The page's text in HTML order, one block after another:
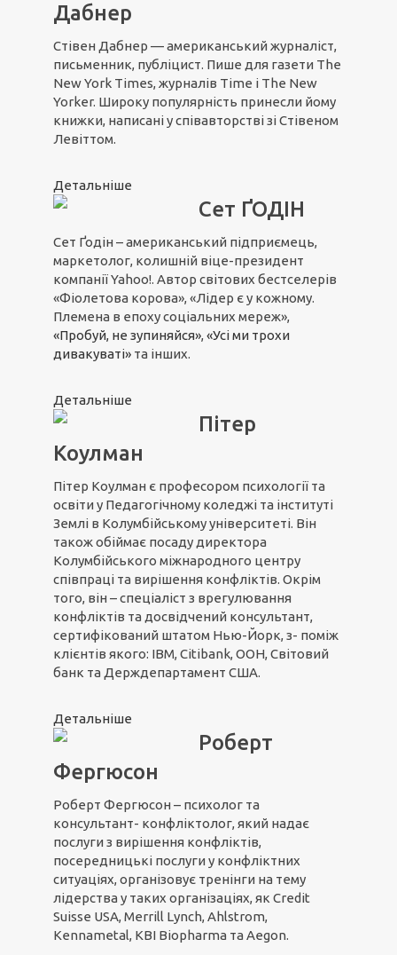
Дабнер
Стівен Дабнер — американський журналіст,
письменник, публіцист. Пише для газети The
New York Times, журналів Time і The New
Yorker. Широку популярність принесли йому
книжки, написані у співавторстві зі Стівеном
Левіттом.
Детальніше
Сет ҐОДІН
Сет Ґодін – американський підприємець,
маркетолог, колишній віце-президент
компанії Yahoo!. Автор світових бестселерів
«Фіолетова корова», «Лідер є у кожному.
Племена в епоху соціальних мереж»,
«Пробуй, не зупиняйся», «Усі ми трохи
дивакуваті» та інших.
Детальніше
Пітер
Коулман
Пітер Коулман є професором психології та
освіти у Педагогічному коледжі та інституті
Землі в Колумбійському університеті. Він
також обіймає посаду директора
Колумбійського міжнародного центру
співпраці та вирішення конфліктів. Окрім
того, він – спеціаліст з врегулювання
конфліктів та досвідчений консультант,
сертифікований штатом Нью-Йорк, з- поміж
клієнтів якого: IBM, Citibank, ООН, Світовий
банк та Держдепартамент США.
Детальніше
Роберт
Фергюсон
Роберт Фергюсон – психолог та
консультант- конфліктолог, який надає
послуги з вирішення конфліктів,
посередницькі послуги у конфліктних
ситуаціях, організовує тренінги на тему
лідерства у таких організаціях, як Credit
Suisse USA, Merrill Lynch, Ahlstrom,
Kennametal, KBI Biopharma та Aegon.